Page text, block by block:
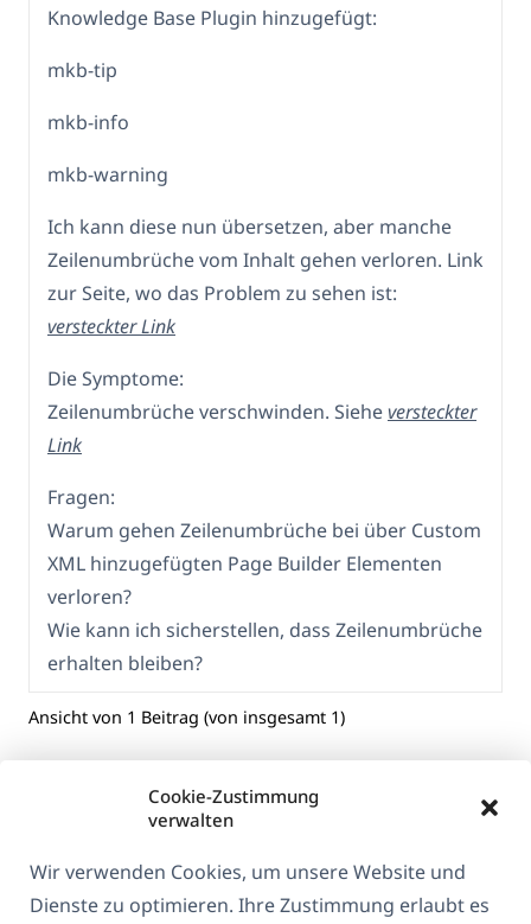
Cookie-Zustimmung
verwalten
Wir verwenden Cookies, um unsere Website und
Dienste zu optimieren. Ihre Zustimmung erlaubt es
Knowledge Base Plugin hinzugefügt:
mkb-tip
mkb-info
mkb-warning
Ich kann diese nun übersetzen, aber manche
Zeilenumbrüche vom Inhalt gehen verloren. Link
zur Seite, wo das Problem zu sehen ist:
versteckter Link
Die Symptome:
Zeilenumbrüche verschwinden. Siehe versteckter
Link
Fragen:
Warum gehen Zeilenumbrüche bei über Custom
XML hinzugefügten Page Builder Elementen
verloren?
Wie kann ich sicherstellen, dass Zeilenumbrüche
erhalten bleiben?
Ansicht von 1 Beitrag (von insgesamt 1)